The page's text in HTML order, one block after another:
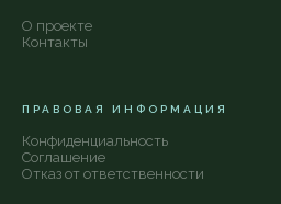
О проекте
Контакты
ПРАВОВАЯ ИНФОРМАЦИЯ
Конфиденциальность
Соглашение
Отказ от ответственности